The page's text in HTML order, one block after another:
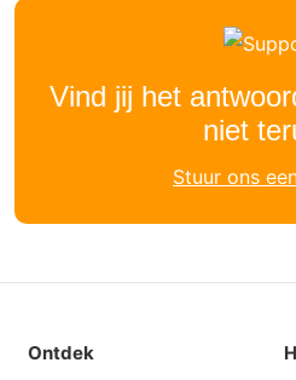
Vind jij het
niet
Stuur ons
Ontdek